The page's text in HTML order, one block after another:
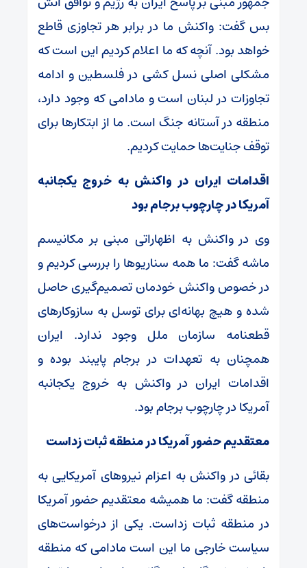
بس گفت: واکنش ما در برابر هر تجاوزی قاطع
خواهد بود. آنچه که ما اعلام کردیم این است که
مشکلی اصلی نسل کشی در فلسطین و ادامه
تجاوزات در لبنان است و مادامی که وجود دارد،
منطقه در آستانه جنگ است. ما از ابتکار‌ها برای
توقف جنایت‌ها حمایت کردیم.
اقدامات ایران در واکنش به خروج یکجانبه
آمریکا در چارچوب برجام بود
وی در واکنش به اظهاراتی مبنی بر مکانیسم
ماشه گفت: ما همه سناریو‌ها را بررسی کردیم و
در خصوص واکنش خودمان تصمیم‌گیری حاصل
شده و هیچ بهانه‌ای برای توسل به سازوکار‌های
قطعنامه سازمان ملل وجود ندارد. ایران
همچنان به تعهدات در برجام پایبند بوده و
اقدامات ایران در واکنش به خروج یکجانبه
آمریکا در چارچوب برجام بود.
معتقدیم حضور آمریکا در منطقه ثبات زداست
بقائی در واکنش به اعزام نیرو‌های آمریکایی به
منطقه گفت: ما همیشه معتقدیم حضور آمریکا
در منطقه ثبات زداست. یکی از درخواست‌های
سیاست خارجی ما این است مادامی که منطقه